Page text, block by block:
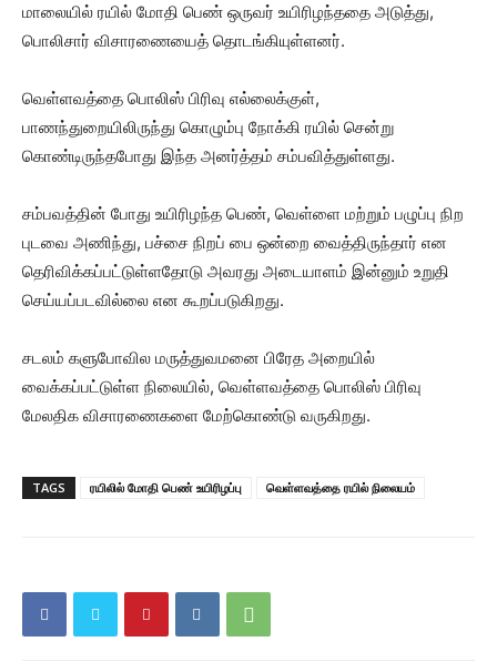
மாலையில் ரயில் மோதி பெண் ஒருவர் உயிரிழந்ததை அடுத்து,
பொலிசார் விசாரணையைத் தொடங்கியுள்ளனர்.
வெள்ளவத்தை பொலிஸ் பிரிவு எல்லைக்குள்,
பாணந்துறையிலிருந்து கொழும்பு நோக்கி ரயில் சென்று
கொண்டிருந்தபோது இந்த அனர்த்தம் சம்பவித்துள்ளது.
சம்பவத்தின் போது உயிரிழந்த பெண், வெள்ளை மற்றும் பழுப்பு நிற
புடவை அணிந்து, பச்சை நிறப் பை ஒன்றை வைத்திருந்தார் என
தெரிவிக்கப்பட்டுள்ளதோடு அவரது அடையாளம் இன்னும் உறுதி
செய்யப்படவில்லை என கூறப்படுகிறது.
சடலம் களுபோவில மருத்துவமனை பிரேத அறையில்
வைக்கப்பட்டுள்ள நிலையில், வெள்ளவத்தை பொலிஸ் பிரிவு
மேலதிக விசாரணைகளை மேற்கொண்டு வருகிறது.
TAGS ரயிலில் மோதி பெண் உயிரிழப்பு வெள்ளவத்தை ரயில் நிலையம்